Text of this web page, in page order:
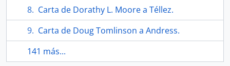
Carta de Dorathy L. Moore a Téllez.
Carta de Doug Tomlinson a Andress.
141 más...